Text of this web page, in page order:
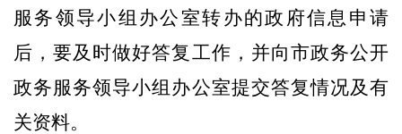
服务领导小组办公室转办的政府信息申请
后，要及时做好答复工作，并向市政务公开
政务服务领导小组办公室提交答复情况及有
关资料。